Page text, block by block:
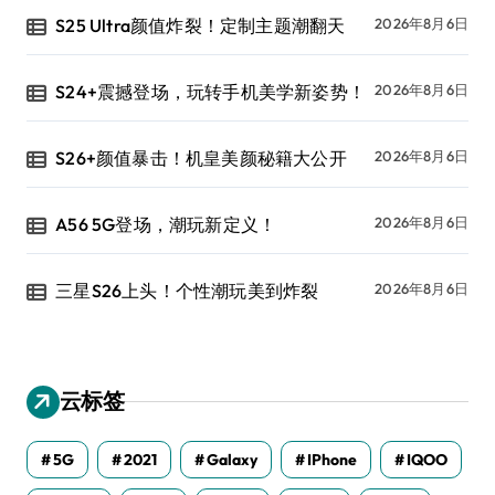
S25 Ultra颜值炸裂！定制主题潮翻天 2026年8月6日
S24+震撼登场，玩转手机美学新姿势！ 2026年8月6日
S26+颜值暴击！机皇美颜秘籍大公开 2026年8月6日
A56 5G登场，潮玩新定义！ 2026年8月6日
三星S26上头！个性潮玩美到炸裂 2026年8月6日
云标签
5G 2021 Galaxy IPhone IQOO